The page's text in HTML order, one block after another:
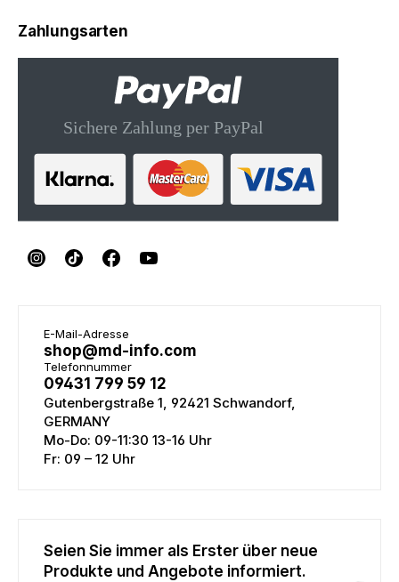
Zahlungsarten
E-Mail-Adresse
shop@md-info.com
Telefonnummer
09431 799 59 12
Gutenbergstraße 1, 92421 Schwandorf,
GERMANY
Mo-Do: 09-11:30 13-16 Uhr
Fr: 09 – 12 Uhr
Seien Sie immer als Erster über neue
Produkte und Angebote informiert.